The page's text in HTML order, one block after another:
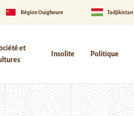
Région Ouïghoure Tadjikistan
et
Insolite Politique